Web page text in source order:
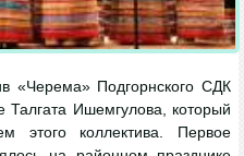
«Черема» Подгорнского СДК
Талгата Ишемгулова, который
этого коллектива. Первое